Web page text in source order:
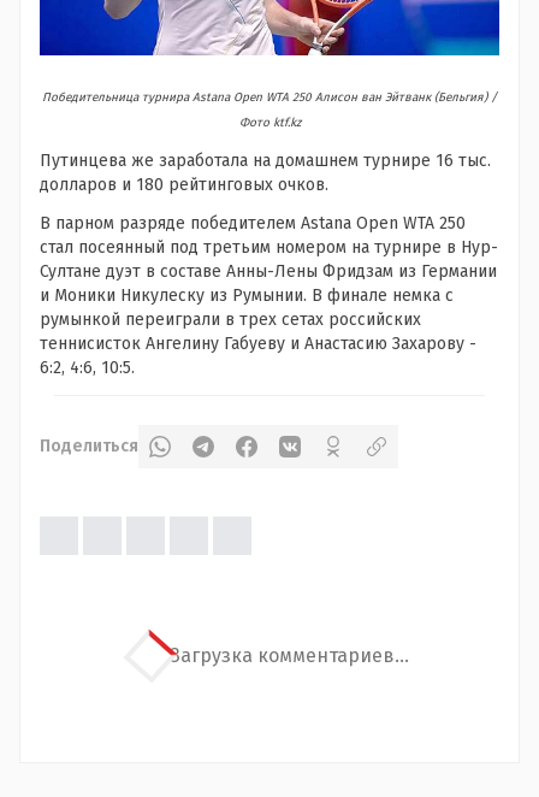
Победительница турнира Astana Open WTA 250 Алисон ван Эйтванк (Бельгия) /
Фото ktf.kz
Путинцева же заработала на домашнем турнире 16 тыс.
долларов и 180 рейтинговых очков.
В парном разряде победителем Astana Open WTA 250
стал посеянный под третьим номером на турнире в Нур-
Султане дуэт в составе Анны-Лены Фридзам из Германии
и Моники Никулеску из Румынии. В финале немка с
румынкой переиграли в трех сетах российских
теннисисток Ангелину Габуеву и Анастасию Захарову -
6:2, 4:6, 10:5.
Поделиться
Загрузка комментариев...